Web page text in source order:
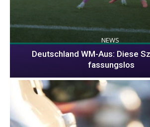
NEWS
Deutschland WM-Aus: Diese
fassungslos